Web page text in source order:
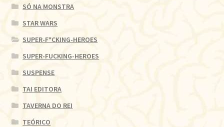
SÓ NA MONSTRA
STAR WARS
SUPER-F*CKING-HEROES
SUPER-FUCKING-HEROES
SUSPENSE
TAI EDITORA
TAVERNA DO REI
TEÓRICO